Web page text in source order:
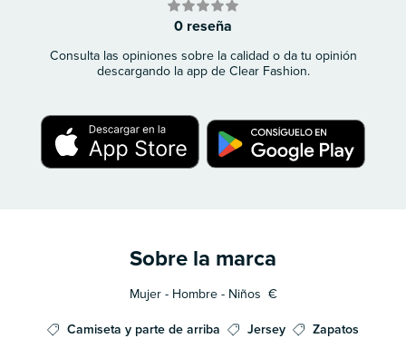
0 reseña
Consulta las opiniones sobre la calidad o da tu opinión
descargando la app de Clear Fashion.
Sobre la marca
Mujer - Hombre - Niños €
Camiseta y parte de arriba Jersey
Zapatos